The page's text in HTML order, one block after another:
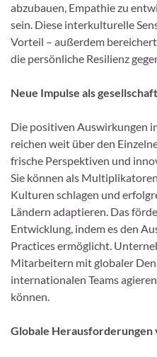
abzubauen, Empathie zu
sein. Diese interkulturelle
Vorteil – außerdem
die persönliche Resilienz
Neue Impulse als
Die positiven Auswirkungen
reichen weit über den
frische Perspektiven und
Sie können als
Kulturen schlagen und
Ländern adaptieren. Das
Entwicklung, indem es den
Practices ermöglicht.
Mitarbeitern mit globaler
internationalen Teams
können.
Globale Herausforderungen